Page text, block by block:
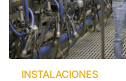
INSTALACIONES